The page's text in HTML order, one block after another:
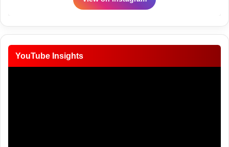
YouTube Insights